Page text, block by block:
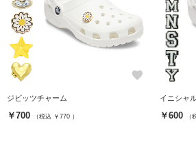
favorite
ジビッツチャーム
￥700 （税込 ￥770 ）
イニシャ
￥600 （